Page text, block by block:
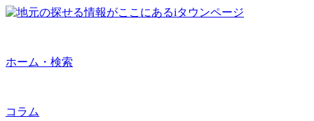
ホーム・検索
コラム